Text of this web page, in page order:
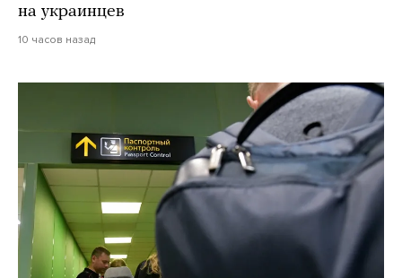
на украинцев
10 часов назад